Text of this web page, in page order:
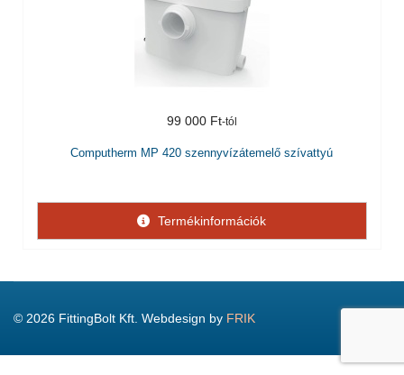
99 000 Ft
Computherm MP 420 szennyvízátemelő szívattyú
Termékinformációk
© 2026 FittingBolt Kft. Webdesign by FRIK